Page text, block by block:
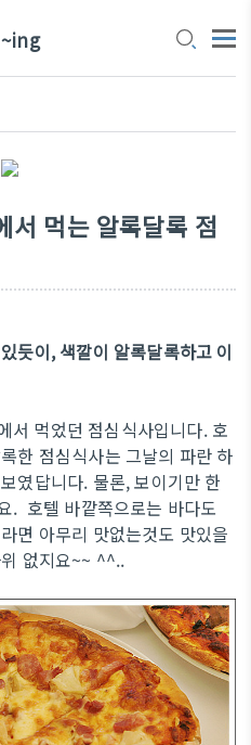
~ing
먹는 알록달록 점
듯이, 색깔이 알록달록하고 이
먹었던 점심식사입니다. 호
한 점심식사는 그날의 파란 하
였답니다. 물론, 보이기만 한
. 호텔 바깥쪽으로는 바다도
면 아무리 맛없는것도 맛있을
없지요~~ ^^..